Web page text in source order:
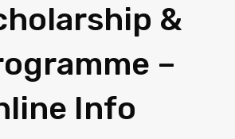
&
–
Info